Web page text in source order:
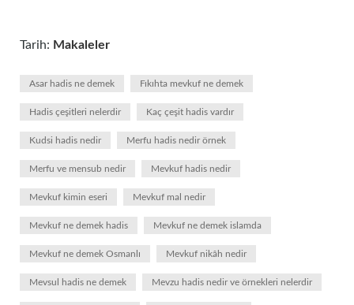
Tarih: Makaleler
Asar hadis ne demek Fıkıhta mevkuf ne demek
Hadis çeşitleri nelerdir Kaç çeşit hadis vardır
Kudsi hadis nedir Merfu hadis nedir örnek
Merfu ve mensub nedir Mevkuf hadis nedir
Mevkuf kimin eseri Mevkuf mal nedir
Mevkuf ne demek hadis Mevkuf ne demek islamda
Mevkuf ne demek Osmanlı Mevkuf nikâh nedir
Mevsul hadis ne demek Mevzu hadis nedir ve örnekleri nelerdir